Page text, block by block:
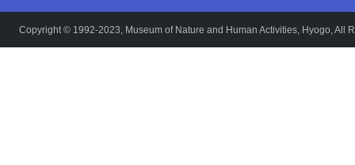
Copyright © 1992-2023, Museum of Nature and Human Activities, Hyogo, All